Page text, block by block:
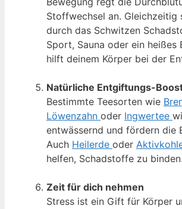
Stoffwechsel an. Gleichzeitig
durch das Schwitzen
Sport, Sauna oder ein heißes
hilft deinem Körper bei der
Natürliche Entgiftungs-
Bestimmte Teesorten wie
Löwenzahn oder Ingwertee
entwässernd und fördern die
Auch Heilerde oder
helfen, Schadstoffe zu binden.
Zeit für dich nehmen
Stress ist ein Gift für Körper